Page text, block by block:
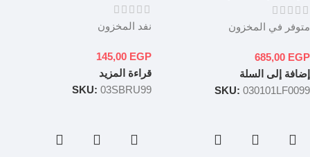
متوفر في المخزون
685,00 EGP
إضافة إلى السلة
SKU: 030101LF0099
نفد المخزون
145,00 EGP
قراءة المزيد
SKU: 03SBRU99